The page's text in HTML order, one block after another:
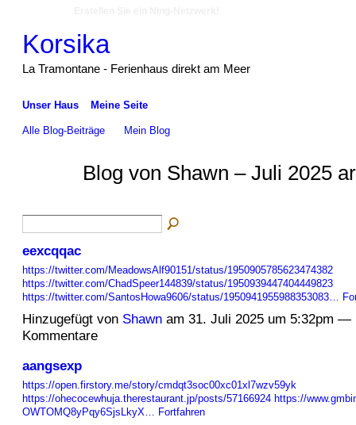
Korsika
La Tramontane - Ferienhaus direkt am Meer
Unser Haus Meine Seite
Alle Blog-Beiträge Mein Blog
Blog von Shawn – Juli 2025
eexcqqac
https://twitter.com/MeadowsAlf90151/status/1950905785623474382
https://twitter.com/ChadSpeer144839/status/1950939447404449823
https://twitter.com/SantosHowa9606/status/1950941955988353083…
Hinzugefügt von Shawnam 31. Juli 2025 um 5:32pm —
Kommentare
aangsexp
https://open.firstory.me/story/cmdqt3soc00xc01xl7wzv59yk
https://ohecocewhuja.therestaurant.jp/posts/57166924 https://
OWTOMQ8yPqy6SjsLkyX…
Fortfahren